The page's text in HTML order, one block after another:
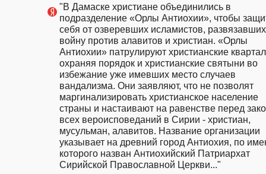
"В Дамаске христиане объединились в
подразделение «Орлы Антиохии», чтобы
себя от озверевших исламистов, развязавших
войну против алавитов и христиан. «Орлы
Антиохии» патрулируют христианские
охраняя порядок и христианские святыни во
избежание уже имевших место случаев
вандализма. Они заявляют, что не позволят
маргинализировать христианское население
страны и настаивают на равенстве перед
всех вероисповеданий в Сирии - христиан,
мусульман, алавитов. Название организации
указывает на древний город Антиохия, по
которого назван Антиохийский Патриархат
Сирийской Православной Церкви..."